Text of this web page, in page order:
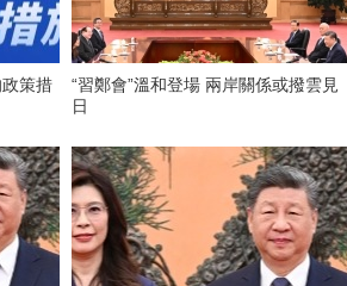
策措
“習鄭會”溫和登場 兩岸關係或撥雲見
日